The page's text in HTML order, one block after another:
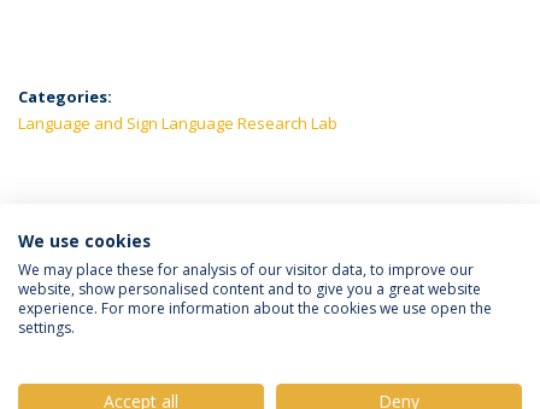
Categories:
Language and Sign Language Research Lab
LATEST NEWS
Política de Privacidade
Termos e Condições
We use cookies
We may place these for analysis of our visitor data, to improve our
website, show personalised content and to give you a great website
experience. For more information about the cookies we use open the
settings.
Accept all Deny